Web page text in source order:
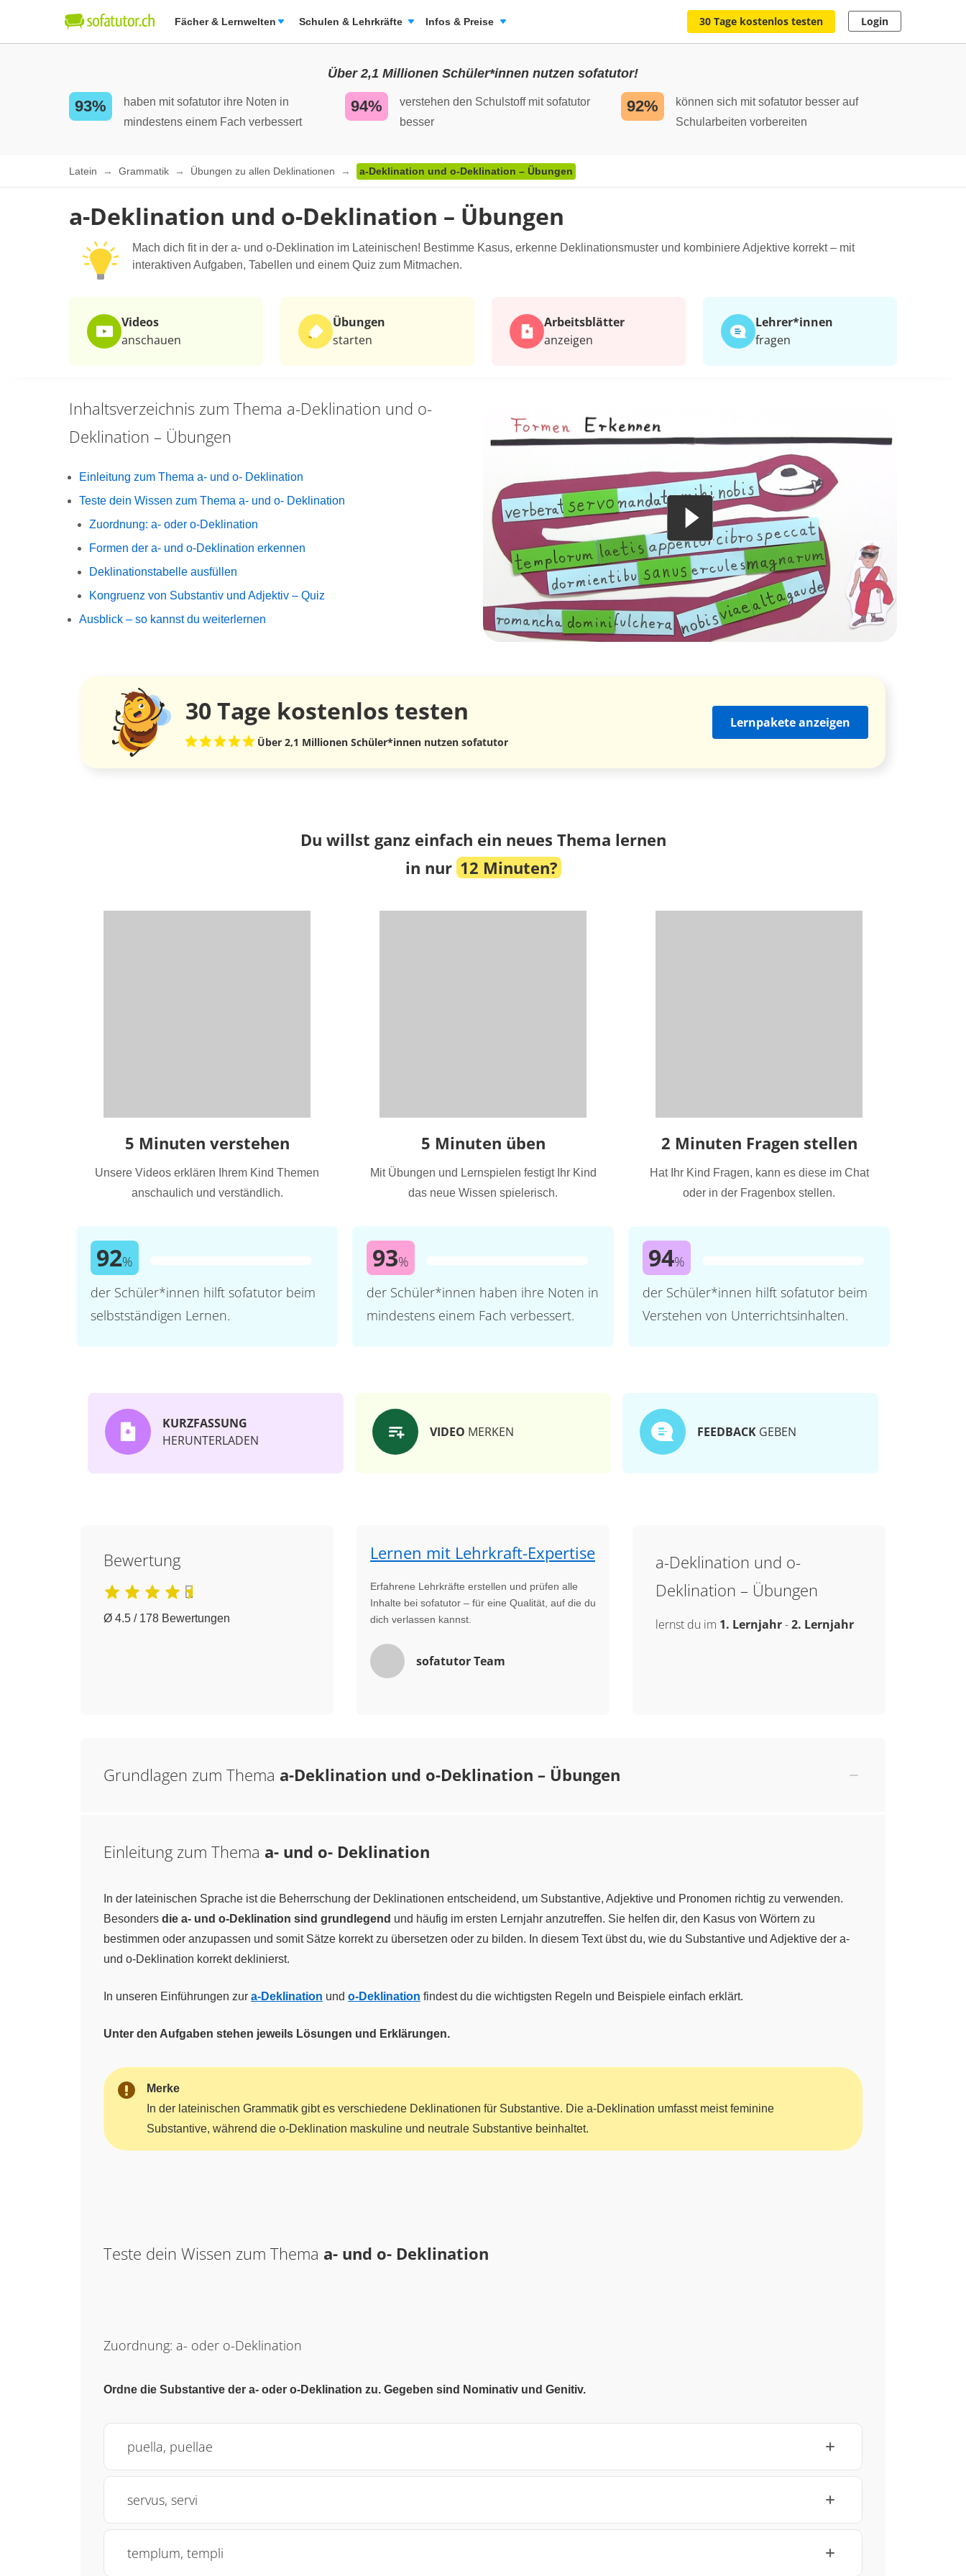
Fächer & Lernwelten Schulen & Lehrkräfte Infos & Preise 30 Tage kostenlos testen Login
Über 2,1 Millionen Schüler*innen nutzen sofatutor!
93%
haben mit sofatutor ihre Noten in
mindestens einem Fach verbessert
94%
verstehen den Schulstoff mit sofatutor
besser
92%
können sich mit sofatutor besser auf
Schularbeiten vorbereiten
Latein Grammatik Übungen zu allen Deklinationen a-Deklination und o-Deklination – Übungen
a-Deklination und o-Deklination – Übungen
Mach dich fit in der a- und o-Deklination im Lateinischen! Bestimme Kasus, erkenne Deklinationsmuster und kombiniere Adjektive korrekt – mit
interaktiven Aufgaben, Tabellen und einem Quiz zum Mitmachen.
Videos
anschauen
Übungen
starten
Arbeits­blätter
anzeigen
Lehrer*​innen
fragen
Inhaltsverzeichnis zum Thema a-Deklination und o-
Deklination – Übungen
Einleitung zum Thema a- und o- Deklination
Teste dein Wissen zum Thema a- und o- Deklination
Zuordnung: a- oder o-Deklination
Formen der a- und o-Deklination erkennen
Deklinationstabelle ausfüllen
Kongruenz von Substantiv und Adjektiv – Quiz
Ausblick – so kannst du weiterlernen
30 Tage kostenlos testen
Über 2,1 Millionen Schüler*innen nutzen sofatutor
Lernpakete anzeigen
Du willst ganz einfach ein neues Thema lernen
in nur 12 Minuten?
5 Minuten verstehen
Unsere Videos erklären Ihrem Kind Themen
anschaulich und verständlich.
92%
der Schüler*innen hilft sofatutor beim
selbstständigen Lernen.
5 Minuten üben
Mit Übungen und Lernspielen festigt Ihr Kind
das neue Wissen spielerisch.
93%
der Schüler*innen haben ihre Noten in
mindestens einem Fach verbessert.
2 Minuten Fragen stellen
Hat Ihr Kind Fragen, kann es diese im Chat
oder in der Fragenbox stellen.
94%
der Schüler*innen hilft sofatutor beim
Verstehen von Unterrichtsinhalten.
KURZFASSUNG
HERUNTERLADEN
VIDEO MERKEN FEEDBACK GEBEN
Bewertung
Ø 4.5 / 178 Bewertungen
Lernen mit Lehrkraft-Expertise
Erfahrene Lehrkräfte erstellen und prüfen alle
Inhalte bei sofatutor – für eine Qualität, auf die du
dich verlassen kannst.
sofatutor Team
a-Deklination und o-
Deklination – Übungen
lernst du im 1. Lernjahr-2. Lernjahr
Grundlagen zum Thema a-Deklination und o-Deklination – Übungen
Einleitung zum Thema a- und o- Deklination
In der lateinischen Sprache ist die Beherrschung der Deklinationen entscheidend, um Substantive, Adjektive und Pronomen richtig zu verwenden.
Besonders die a- und o-Deklination sind grundlegend und häufig im ersten Lernjahr anzutreffen. Sie helfen dir, den Kasus von Wörtern zu
bestimmen oder anzupassen und somit Sätze korrekt zu übersetzen oder zu bilden. In diesem Text übst du, wie du Substantive und Adjektive der a-
und o-Deklination korrekt deklinierst.
In unseren Einführungen zur a-Deklination und o-Deklination findest du die wichtigsten Regeln und Beispiele einfach erklärt.
Unter den Aufgaben stehen jeweils Lösungen und Erklärungen.
Merke
In der lateinischen Grammatik gibt es verschiedene Deklinationen für Substantive. Die a-Deklination umfasst meist feminine
Substantive, während die o-Deklination maskuline und neutrale Substantive beinhaltet.
Teste dein Wissen zum Thema a- und o- Deklination
Zuordnung: a- oder o-Deklination
Ordne die Substantive der a- oder o-Deklination zu. Gegeben sind Nominativ und Genitiv.
puella, puellae
servus, servi
templum, templi